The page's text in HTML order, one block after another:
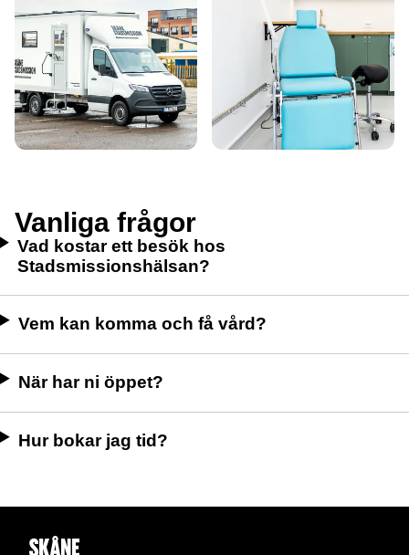
Vanliga frågor
Vad kostar ett besök hos
Stadsmissionshälsan?
Vem kan komma och få vård?
När har ni öppet?
Hur bokar jag tid?